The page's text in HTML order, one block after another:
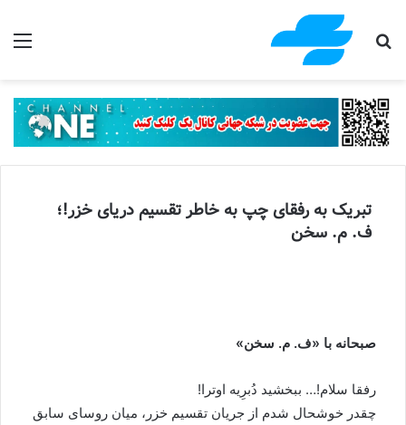
جستجو برای
تبریک به رفقای چپ به خاطر تقسیم دریای خزر!؛
ف. م. سخن
صبحانه با «ف. م. سخن»
رفقا سلام!… ببخشید دُبرِیه اوترا!
چقدر خوشحال شدم از جریان تقسیم خزر، میان روسای سابق